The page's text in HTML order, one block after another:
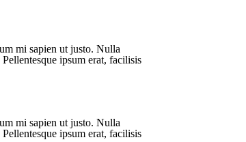
mi sapien ut justo. Nulla
ipsum erat, facilisis
mi sapien ut justo. Nulla
ipsum erat, facilisis